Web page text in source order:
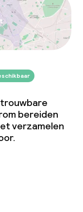
bereiden
verzamelen